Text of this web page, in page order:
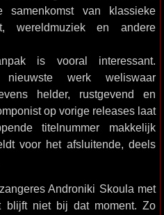
van klassieke
wereldmuziek en andere
is vooral interessant.
werk weliswaar
helder, rustgevend en
op vorige releases laat
titelnummer makkelijk
voor het afsluitende, deels
Androniki Skoula met
blijft niet bij dat moment. Zo